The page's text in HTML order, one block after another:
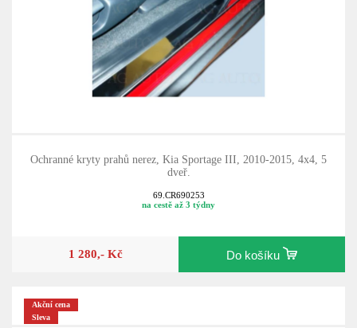
Ochranné kryty prahů nerez, Kia Sportage III, 2010-2015, 4x4, 5
dveř.
69.CR690253
na cestě až 3 týdny
1 280,- Kč Do košíku
Akční cena
Sleva